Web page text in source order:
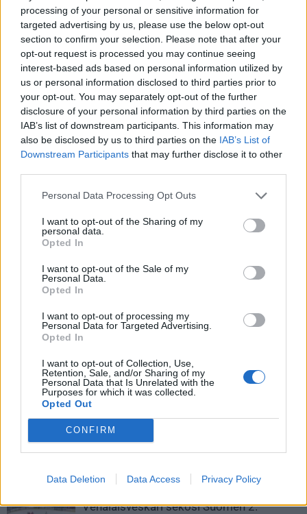
processing of your personal or sensitive information for
targeted advertising by us, please use the below opt-out
section to confirm your selection. Please note that after your
opt-out request is processed you may continue seeing
interest-based ads based on personal information utilized by
us or personal information disclosed to third parties prior to
your opt-out. You may separately opt-out of the further
disclosure of your personal information by third parties on the
IAB’s list of downstream participants. This information may
also be disclosed by us to third parties on the IAB’s List of
Downstream Participants that may further disclose it to other
Personal Data Processing Opt Outs
I want to opt-out of the Sharing of my
personal data.
Opted In
I want to opt-out of the Sale of my
Personal Data.
Opted In
I want to opt-out of processing my
Personal Data for Targeted Advertising.
Opted In
I want to opt-out of Collection, Use,
Retention, Sale, and/or Sharing of my
Personal Data that Is Unrelated with the
Purposes for which it was collected.
Opted Out
CONFIRM
Data Deletion Data Access Privacy Policy
@JOKERITHC
#MESTIS
#SUOMENVIIHDYTTÄVINTÄLÄTKÄÄ
@MTVURHEILU
PIC.TWITTER.COM/LNT2LFLIXM
— Mestis (@Mestis)February 25, 2025
Edellinen artikkeli
Jokereiden Alexander Forslund
iski Mestis-kauden
jäätävimmän osuman – katso
ilmaveivimaali
Patrik Laine äityi hurjaan iskuun
NHL:ssä – kuritti Carolinaa
LIITTYVÄT ARTIKKELIT
Leijonat julkisti ketjut Sveitsi-peliin –
Aleksander Barkov tekee paluun
kaukaloon
Venäläisveskari sekosi Suomen 2.